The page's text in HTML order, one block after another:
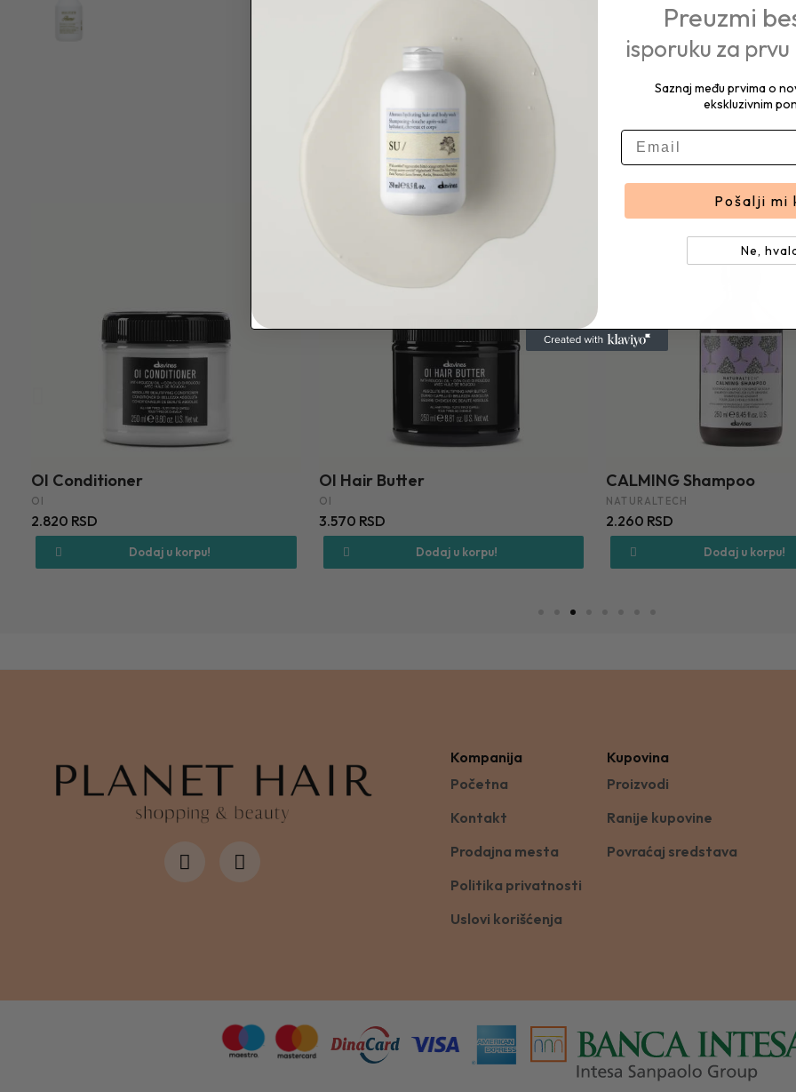
OI Conditioner
OI
2.820 RSD
Dodaj u korpu!
OI Hair Butter
OI
3.570 RSD
Dodaj u korpu!
CALMING Shampoo
NATURALTECH
2.260 RSD
Dodaj u korpu!
Kompanija
Početna
Kontakt
Prodajna mesta
Politika privatnosti
Uslovi korišćenja
Kupovina
Proizvodi
Ranije kupovine
Povraćaj sredstava
Preuzmi
isporuku za
Saznaj među prvima o
ekskluzivnim
E-mail
Pošalji mi
Ne,